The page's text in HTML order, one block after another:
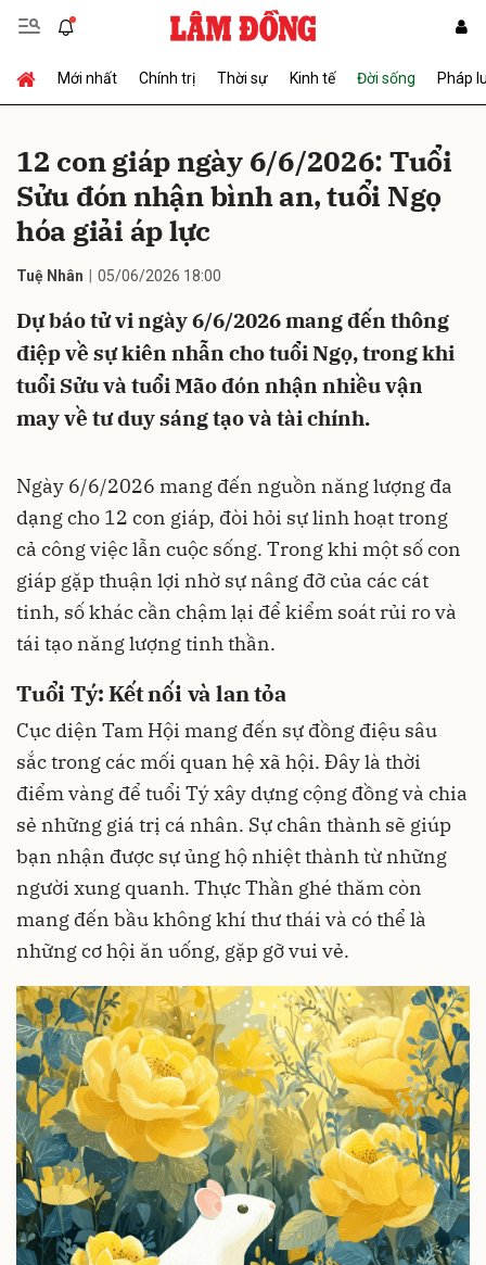
Mới nhất Chính trị Thời sự Kinh tế Đời sống Pháp
12 con giáp ngày 6/6/2026: Tuổi
Sửu đón nhận bình an, tuổi Ngọ
hóa giải áp lực
Tuệ Nhân 05/06/2026 18:00
Dự báo tử vi ngày 6/6/2026 mang đến thông
điệp về sự kiên nhẫn cho tuổi Ngọ, trong khi
tuổi Sửu và tuổi Mão đón nhận nhiều vận
may về tư duy sáng tạo và tài chính.
Ngày 6/6/2026 mang đến nguồn năng lượng đa
dạng cho 12 con giáp, đòi hỏi sự linh hoạt trong
cả công việc lẫn cuộc sống. Trong khi một số con
giáp gặp thuận lợi nhờ sự nâng đỡ của các cát
tinh, số khác cần chậm lại để kiểm soát rủi ro và
tái tạo năng lượng tinh thần.
Tuổi Tý: Kết nối và lan tỏa
Cục diện Tam Hội mang đến sự đồng điệu sâu
sắc trong các mối quan hệ xã hội. Đây là thời
điểm vàng để tuổi Tý xây dựng cộng đồng và chia
sẻ những giá trị cá nhân. Sự chân thành sẽ giúp
bạn nhận được sự ủng hộ nhiệt thành từ những
người xung quanh. Thực Thần ghé thăm còn
mang đến bầu không khí thư thái và có thể là
những cơ hội ăn uống, gặp gỡ vui vẻ.
Gửi bình luận
Hủy Gửi